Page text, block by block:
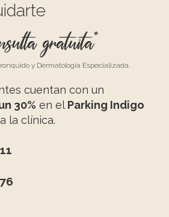
gratuita*
y Dermatología Especializada.
cuentan con un
30% en el Parking Indigo
la clínica.